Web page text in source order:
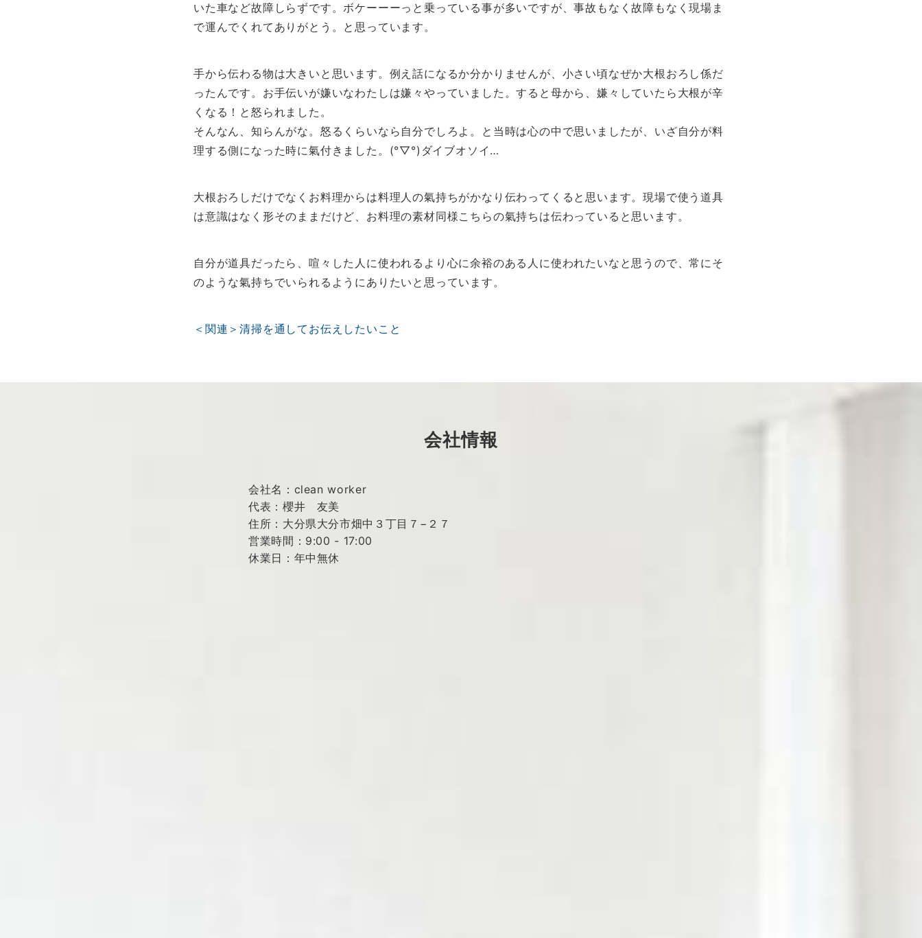
いた車など故障しらずです。ボケーーーっと乗っている事が多いですが、事故もなく故障もなく現場ま
で運んでくれてありがとう。と思っています。
手から伝わる物は大きいと思います。例え話になるか分かりませんが、小さい頃なぜか大根おろし係だ
ったんです。お手伝いが嫌いなわたしは嫌々やっていました。すると母から、嫌々していたら大根が辛
くなる！と怒られました。
そんなん、知らんがな。怒るくらいなら自分でしろよ。と当時は心の中で思いましたが、いざ自分が料
理する側になった時に氣付きました。(°▽°)ダイブオソイ…
大根おろしだけでなくお料理からは料理人の氣持ちがかなり伝わってくると思います。現場で使う道具
は意識はなく形そのままだけど、お料理の素材同様こちらの氣持ちは伝わっていると思います。
自分が道具だったら、喧々した人に使われるより心に余裕のある人に使われたいなと思うので、常にそ
のような氣持ちでいられるようにありたいと思っています。
＜関連＞清掃を通してお伝えしたいこと
会社情報
会社名：clean worker
代表：櫻井 友美
住所：大分県大分市畑中３丁目７−２７
営業時間：9:00 - 17:00
休業日：年中無休